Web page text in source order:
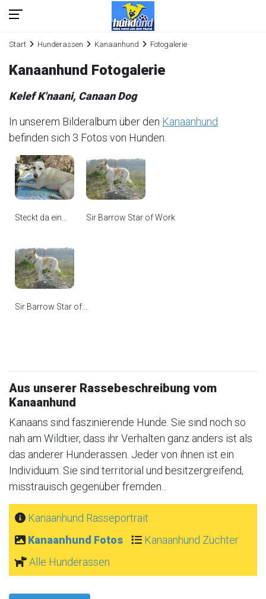
Start Hunderassen Kanaanhund Fotogalerie
Kanaanhund Fotogalerie
Kelef K'naani, Canaan Dog
In unserem Bilderalbum über den Kanaanhund
befinden sich 3 Fotos von Hunden.
Steckt da ein... Sir Barrow Star of Work
Sir Barrow Star of...
Aus unserer Rassebeschreibung vom
Kanaanhund
Kanaans sind faszinierende Hunde. Sie sind noch so
nah am Wildtier, dass ihr Verhalten ganz anders ist als
das anderer Hunderassen. Jeder von ihnen ist ein
Individuum. Sie sind territorial und besitzergreifend,
misstrauisch gegenüber fremden...
Kanaanhund Rasseportrait
Kanaanhund Fotos
Kanaanhund Züchter
Alle Hunderassen